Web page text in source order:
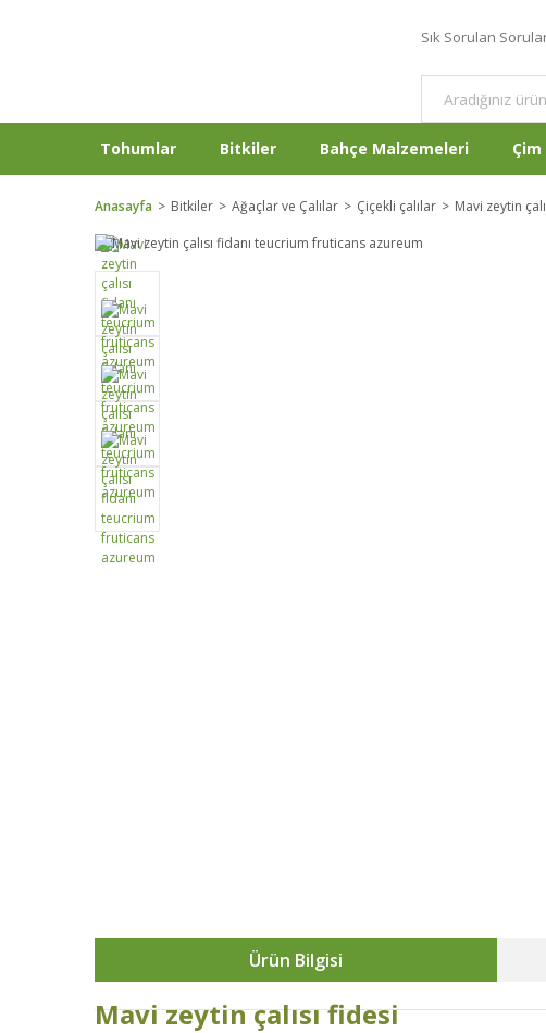
Sık Sorulan
Tohumlar Bitkiler Bahçe Malzemeleri
Anasayfa Bitkiler Ağaçlar ve Çalılar Çiçekli çalılar Mavi zeytin
Ürün Bilgisi
Mavi zeytin çalısı fidesi